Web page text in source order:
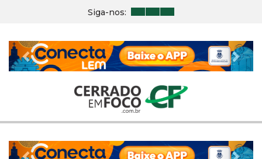
Siga-nos:
Previous Next
Previous Next